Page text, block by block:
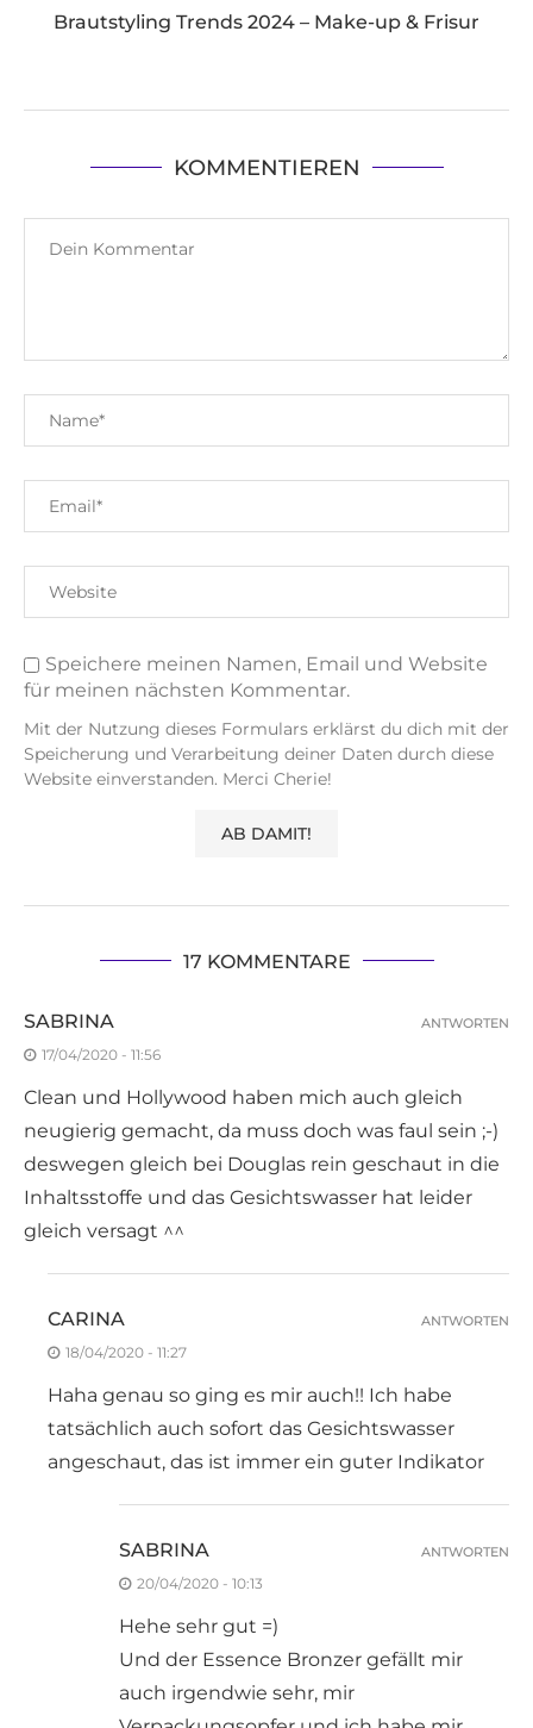
Brautstyling Trends 2024 – Make-up & Frisur
KOMMENTIEREN
Speichere meinen Namen, Email und Website
für meinen nächsten Kommentar.
Mit der Nutzung dieses Formulars erklärst du dich mit der
Speicherung und Verarbeitung deiner Daten durch diese
Website einverstanden. Merci Cherie!
17 KOMMENTARE
SABRINA
17/04/2020 - 11:56
Clean und Hollywood haben mich auch gleich
neugierig gemacht, da muss doch was faul sein ;-)
deswegen gleich bei Douglas rein geschaut in die
Inhaltsstoffe und das Gesichtswasser hat leider
gleich versagt ^^
ANTWORTEN
CARINA
18/04/2020 - 11:27
Haha genau so ging es mir auch!! Ich habe
tatsächlich auch sofort das Gesichtswasser
angeschaut, das ist immer ein guter Indikator
ANTWORTEN
SABRINA
20/04/2020 - 10:13
Hehe sehr gut =)
Und der Essence Bronzer gefällt mir
auch irgendwie sehr, mir
ANTWORTEN